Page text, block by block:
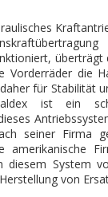
Vorderräder die
für Stabilität
ist ein
seiner Firma
amerikanische
diesem System
von